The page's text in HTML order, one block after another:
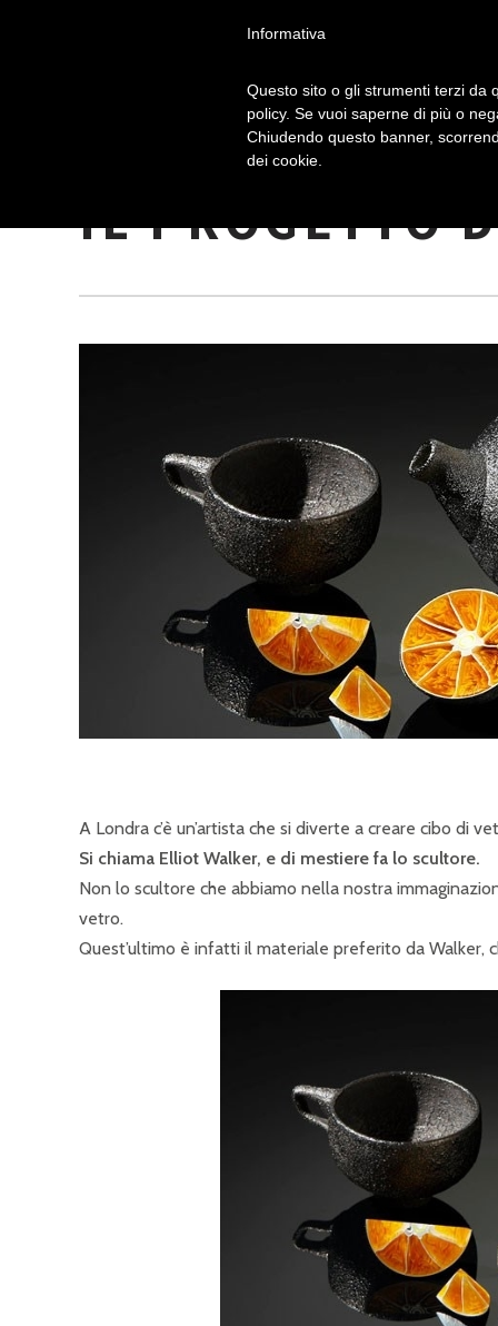
IL CIBO
IL PROGETTO
A Londra c’è un’artista che si diverte a creare cibo di
Si chiama Elliot Walker, e di mestiere fa lo scultore.
Non lo scultore che abbiamo nella nostra
vetro.
Quest’ultimo è infatti il materiale preferito da Walker,
Informativa
Questo sito o gli strumenti terzi da
policy. Se vuoi saperne di più o
Chiudendo questo banner,
dei cookie.